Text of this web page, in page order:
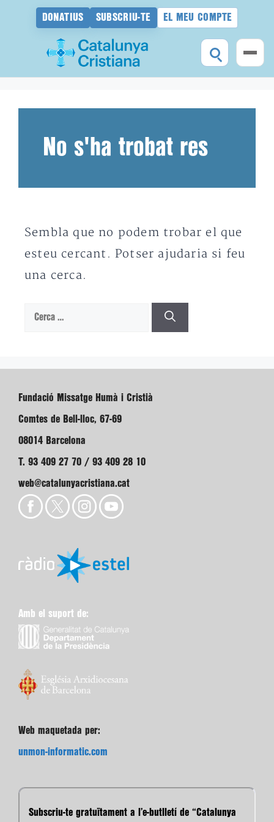
DONATIUS SUBSCRIU-TE EL MEU COMPTE
No s'ha trobat res
Sembla que no podem trobar el que
esteu cercant. Potser ajudaria si feu
una cerca.
Cerca:
Fundació Missatge Humà i Cristià
Comtes de Bell-lloc, 67-69
08014 Barcelona
T. 93 409 27 70 / 93 409 28 10
web@catalunyacristiana.cat
Amb el suport de:
Web maquetada per:
unmon-informatic.com
Subscriu-te gratuïtament a l’e-butlletí de “Catalunya